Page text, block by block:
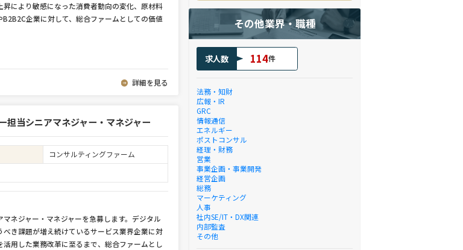
により敏感になった消費者動向の変化、原材料
企業に対して、総合ファームとしての価値
詳細を見る
担当シニアマネジャー・マネジャー
コンサルティングファーム
ネジャー・マネジャーを急募します。デジタル
き課題が増え続けているサービス業界企業に対
用した業務改革に至るまで、総合ファームとし
その他業界・職種
求人数 114件
法務・知財
広報・IR
GRC
情報通信
エネルギー
ポストコンサル
経理・財務
営業
事業企画・事業開発
経営企画
総務
マーケティング
人事
社内SE/IT・DX関連
内部監査
その他